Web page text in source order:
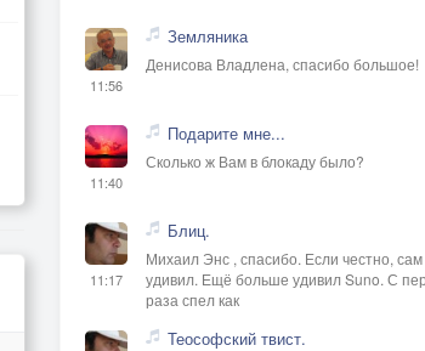
11:56
Земляника
Денисова Владлена, спасибо большое!
11:40
Подарите мне...
Сколько ж Вам в блокаду было?
11:17
Блиц.
Михаил Энс , спасибо. Если честно, сам
удивил. Ещё больше удивил Suno. С
раза спел как
Теософский твист.